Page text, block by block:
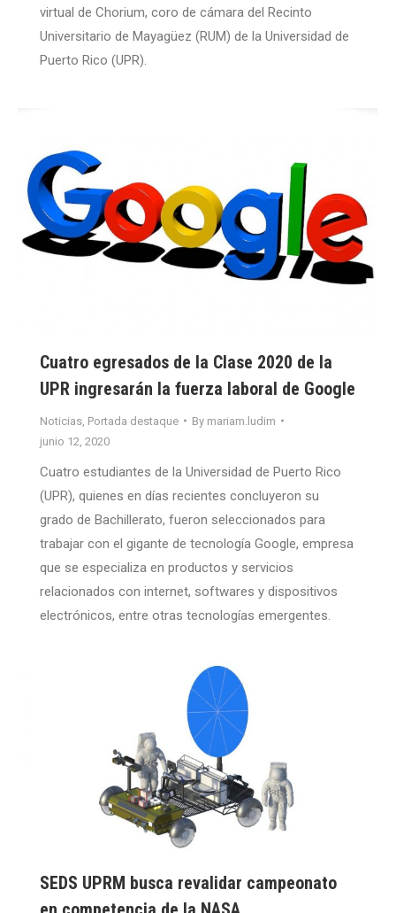
virtual de Chorium, coro de cámara del Recinto
Universitario de Mayagüez (RUM) de la Universidad de
Puerto Rico (UPR).
Cuatro egresados de la Clase 2020 de la
UPR ingresarán la fuerza laboral de Google
Noticias Portada destaque By mariam.ludim
junio 12, 2020
Cuatro estudiantes de la Universidad de Puerto Rico
(UPR), quienes en días recientes concluyeron su
grado de Bachillerato, fueron seleccionados para
trabajar con el gigante de tecnología Google, empresa
que se especializa en productos y servicios
relacionados con internet, softwares y dispositivos
electrónicos, entre otras tecnologías emergentes.
SEDS UPRM busca revalidar campeonato